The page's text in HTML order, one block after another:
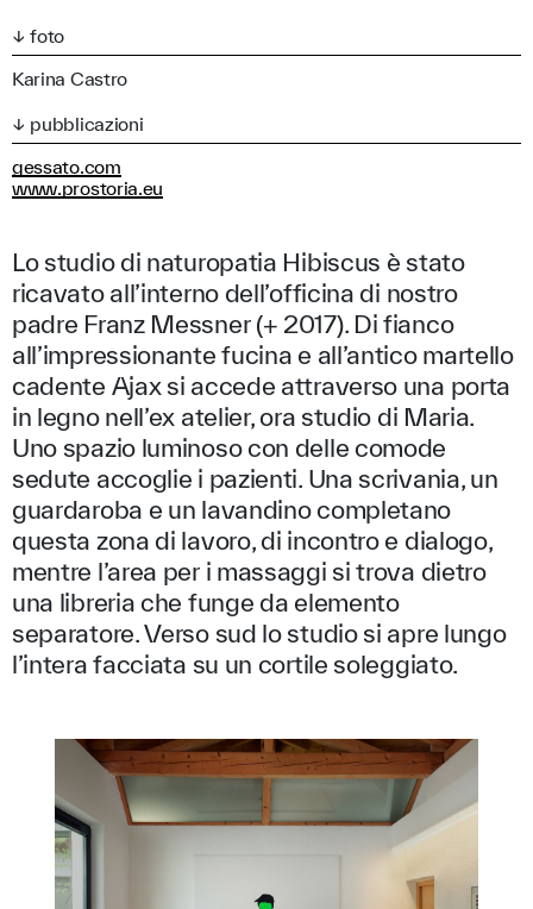
↓ foto
Karina Castro
↓ pubblicazioni
gessato.com
www.prostoria.eu
Lo studio di naturopatia Hibiscus è stato
ricavato all’interno dell’officina di nostro
padre Franz Messner (+ 2017). Di fianco
all’impressionante fucina e all’antico martello
cadente Ajax si accede attraverso una porta
in legno nell’ex atelier, ora studio di Maria.
Uno spazio luminoso con delle comode
sedute accoglie i pazienti. Una scrivania, un
guardaroba e un lavandino completano
questa zona di lavoro, di incontro e dialogo,
mentre l’area per i massaggi si trova dietro
una libreria che funge da elemento
separatore. Verso sud lo studio si apre lungo
l’intera facciata su un cortile soleggiato.